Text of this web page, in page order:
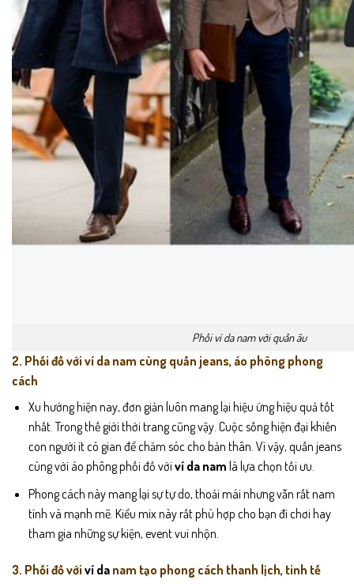
Phối ví da nam với quần âu
2. Phối đồ với ví da nam cùng quần jeans, áo phông phong
cách
Xu hướng hiện nay, đơn giản luôn mang lại hiệu ứng hiệu quả tốt
nhất. Trong thế giới thời trang cũng vậy. Cuộc sống hiện đại khiến
con người ít có gian để chăm sóc cho bản thân. Vì vậy, quần jeans
cùng với áo phông phối đồ với ví da nam là lựa chọn tối ưu.
Phong cách này mang lại sự tự do, thoải mái nhưng vẫn rất nam
tính và mạnh mẽ. Kiểu mix này rất phù hợp cho bạn đi chơi hay
tham gia những sự kiện, event vui nhộn.
3. Phối đồ với ví da nam tạo phong cách thanh lịch, tinh tế